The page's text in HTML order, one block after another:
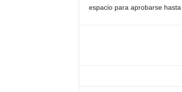
espacio para aprobarse